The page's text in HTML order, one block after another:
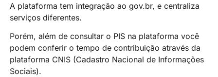
A plataforma tem integração ao gov.br, e centraliza
serviços diferentes.
Porém, além de consultar o PIS na plataforma você
podem conferir o tempo de contribuição através da
plataforma CNIS (Cadastro Nacional de Informações
Sociais).